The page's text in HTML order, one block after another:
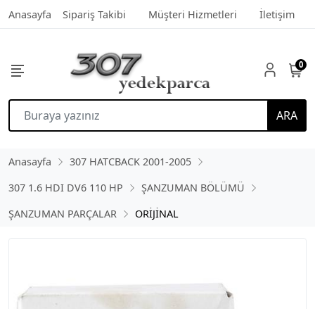
Anasayfa Sipariş Takibi Müşteri Hizmetleri İletişim
ARA
0
Anasayfa
307 HATCBACK 2001-2005
307 1.6 HDI DV6 110 HP
ŞANZUMAN BÖLÜMÜ
ŞANZUMAN PARÇALAR
ORİJİNAL